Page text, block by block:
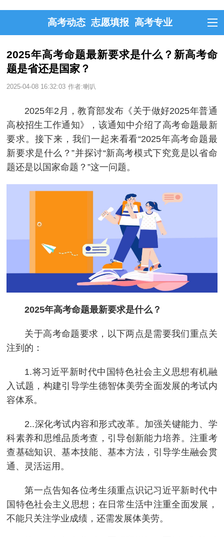
高考动态 志愿填报 高考专业
2025年高考命题最新要求是什么？新高考命
题是省还是国家？
2025-04-08 16:32:03 作者:喇叭
2025年2月，教育部发布《关于做好2025年普通
高校招生工作通知》，该通知中介绍了高考命题最新
要求。接下来，我们一起来看看“2025年高考命题最
新要求是什么？”并探讨“新高考模式下究竟是以省命
题还是以国家命题？”这一问题。
2025年高考命题最新要求是什么？
关于高考命题要求，以下两点是需要我们重点关
注到的：
1.将习近平新时代中国特色社会主义思想有机融
入试题，构建引导学生德智体美劳全面发展的考试内
容体系。
2..深化考试内容和形式改革。加强关键能力、学
科素养和思维品质考查，引导创新能力培养。注重考
查基础知识、基本技能、基本方法，引导学生融会贯
通、灵活运用。
第一点告知各位考生须重点识记习近平新时代中
国特色社会主义思想；在日常生活中注重全面发展，
不能只关注学业成绩，还需发展体美劳。